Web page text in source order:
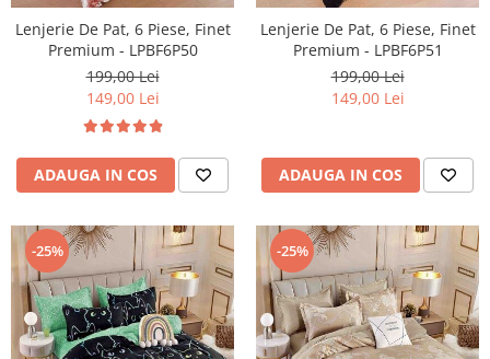
Lenjerie De Pat, 6 Piese, Finet
Premium - LPBF6P50
199,00 Lei
149,00 Lei
ADAUGA IN COS
Lenjerie De Pat, 6 Piese, Finet
Premium - LPBF6P51
199,00 Lei
149,00 Lei
ADAUGA IN COS
-25% -25%